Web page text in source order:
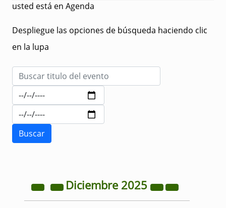
usted está en Agenda
Despliegue las opciones de búsqueda haciendo clic
en la lupa
Diciembre 2025